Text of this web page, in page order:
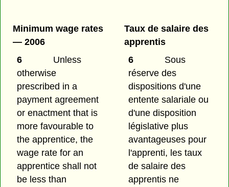
Minimum wage rates
— 2006
6
Unless
otherwise
prescribed in a
payment agreement
or enactment that is
more favourable to
the apprentice, the
wage rate for an
apprentice shall not
be less than
Taux de salaire des
apprentis
6
Sous
réserve des
dispositions d'une
entente salariale ou
d'une disposition
législative plus
avantageuses pour
l'apprenti, les taux
de salaire des
apprentis ne